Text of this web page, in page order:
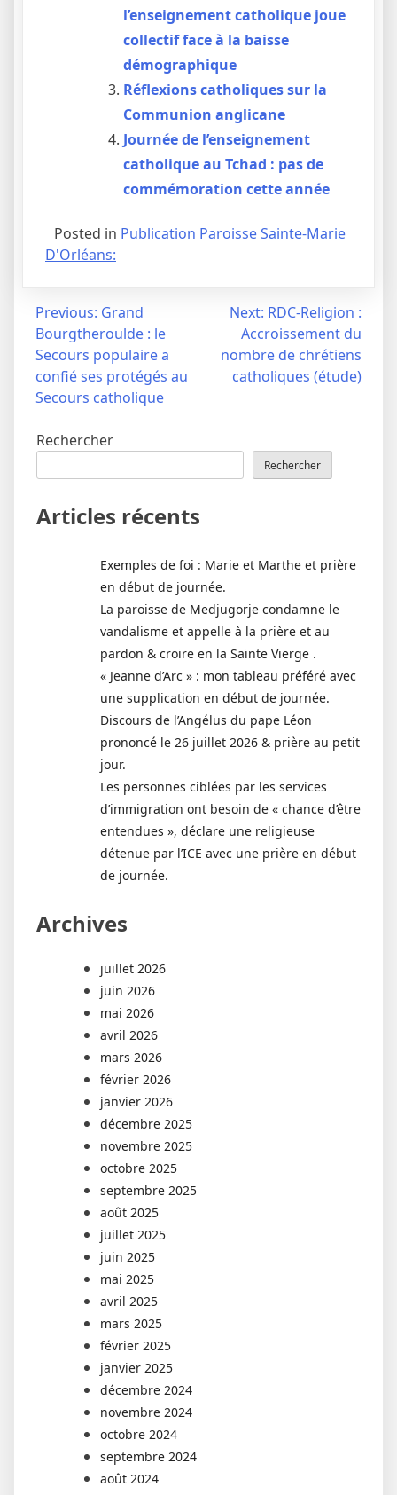
l’enseignement catholique joue
collectif face à la baisse
démographique
Réflexions catholiques sur la
Communion anglicane
Journée de l’enseignement
catholique au Tchad : pas de
commémoration cette année
Posted in Publication Paroisse Sainte-Marie
D'Orléans:
Navigation
l’article
Previous: Grand
Bourgtheroulde : le
Secours populaire a
confié ses protégés au
Secours catholique
Next: RDC-Religion :
Accroissement du
nombre de chrétiens
catholiques (étude)
Rechercher
Rechercher
Articles récents
Exemples de foi : Marie et Marthe et prière
en début de journée.
La paroisse de Medjugorje condamne le
vandalisme et appelle à la prière et au
pardon & croire en la Sainte Vierge .
« Jeanne d’Arc » : mon tableau préféré avec
une supplication en début de journée.
Discours de l’Angélus du pape Léon
prononcé le 26 juillet 2026 & prière au petit
jour.
Les personnes ciblées par les services
d’immigration ont besoin de « chance d’être
entendues », déclare une religieuse
détenue par l’ICE avec une prière en début
de journée.
Archives
juillet 2026
juin 2026
mai 2026
avril 2026
mars 2026
février 2026
janvier 2026
décembre 2025
novembre 2025
octobre 2025
septembre 2025
août 2025
juillet 2025
juin 2025
mai 2025
avril 2025
mars 2025
février 2025
janvier 2025
décembre 2024
novembre 2024
octobre 2024
septembre 2024
août 2024